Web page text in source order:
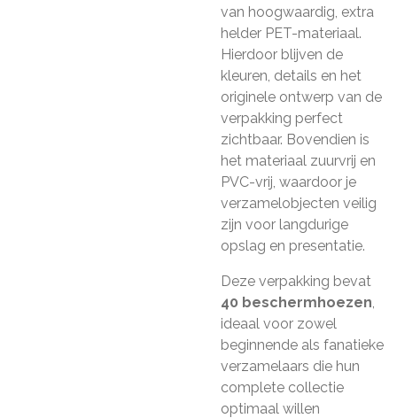
van hoogwaardig, extra
helder PET-materiaal.
Hierdoor blijven de
kleuren, details en het
originele ontwerp van de
verpakking perfect
zichtbaar. Bovendien is
het materiaal zuurvrij en
PVC-vrij, waardoor je
verzamelobjecten veilig
zijn voor langdurige
opslag en presentatie.
Deze verpakking bevat
40 beschermhoezen,
ideaal voor zowel
beginnende als fanatieke
verzamelaars die hun
complete collectie
optimaal willen